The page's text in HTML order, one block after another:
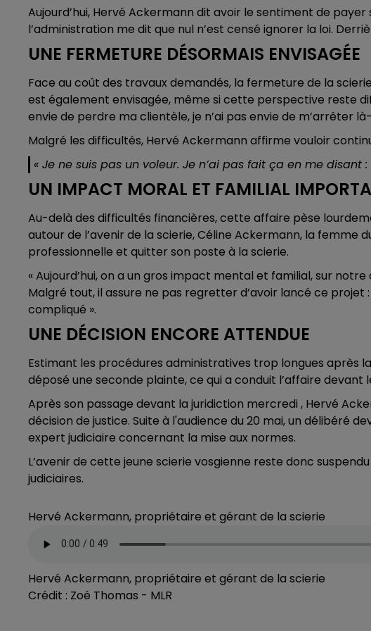
Aujourd’hui, Hervé Ackermann dit avoir le sentiment de
l’administration me dit que nul n’est censé ignorer la loi.
UNE FERMETURE DÉSORMAIS ENVISAGÉE
Face au coût des travaux demandés, la fermeture de la
est également envisagée, même si cette perspective reste
envie de perdre ma clientèle, je n’ai pas envie de m’arrêter là-
Malgré les difficultés, Hervé Ackermann affirme vouloir
« Je ne suis pas un voleur. Je n’ai pas fait ça en me disant
UN IMPACT MORAL ET FAMILIAL
Au-delà des difficultés financières, cette affaire pèse
autour de l’avenir de la scierie, Céline Ackermann, la femme
professionnelle et quitter son poste à la scierie.
« Aujourd’hui, on a un gros impact mental et familial, sur
Malgré tout, il assure ne pas regretter d’avoir lancé ce projet
compliqué ».
UNE DÉCISION ENCORE ATTENDUE
Estimant les procédures administratives trop longues après
déposé une seconde plainte, ce qui a conduit l’affaire devant
Après son passage devant la juridiction mercredi , Hervé
décision de justice. Suite à l'audience du 20 mai, un délibéré
expert judiciaire concernant la mise aux normes.
L’avenir de cette jeune scierie vosgienne reste donc
judiciaires.
Hervé Ackermann, propriétaire et gérant de la scierie
Hervé Ackermann, propriétaire et gérant de la scierie
Crédit : Zoé Thomas - MLR